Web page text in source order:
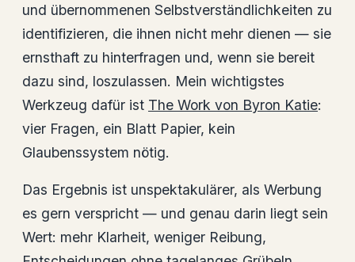
und übernommenen Selbstverständlichkeiten zu
identifizieren, die ihnen nicht mehr dienen — sie
ernsthaft zu hinterfragen und, wenn sie bereit
dazu sind, loszulassen. Mein wichtigstes
Werkzeug dafür ist The Work von Byron Katie:
vier Fragen, ein Blatt Papier, kein
Glaubenssystem nötig.
Das Ergebnis ist unspektakulärer, als Werbung
es gern verspricht — und genau darin liegt sein
Wert: mehr Klarheit, weniger Reibung,